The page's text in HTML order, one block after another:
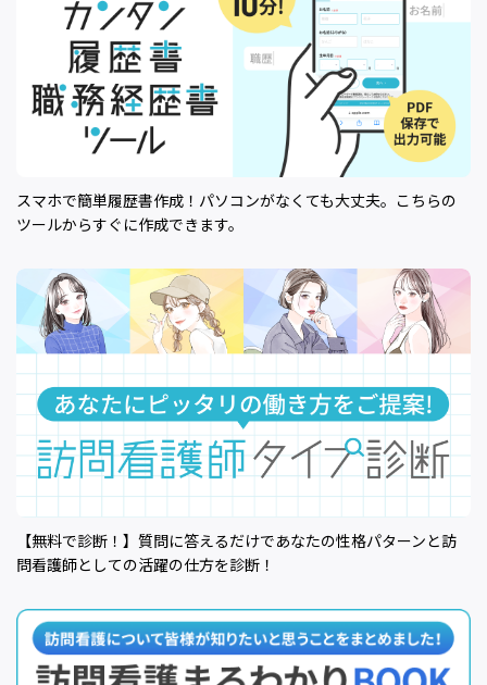
スマホで簡単履歴書作成！パソコンがなくても大丈夫。こちらの
ツールからすぐに作成できます。
【無料で診断！】質問に答えるだけであなたの性格パターンと訪
問看護師としての活躍の仕方を診断！